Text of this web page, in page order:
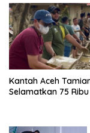
Kantah Aceh
Selamatkan 75